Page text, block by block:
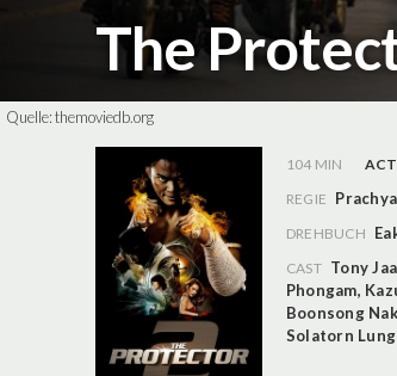
The
Quelle:themoviedb.org
104 MIN
REGIE
DREHBUCH
CAST Tony Jaa
Phongam,
Boonsong
Solatorn